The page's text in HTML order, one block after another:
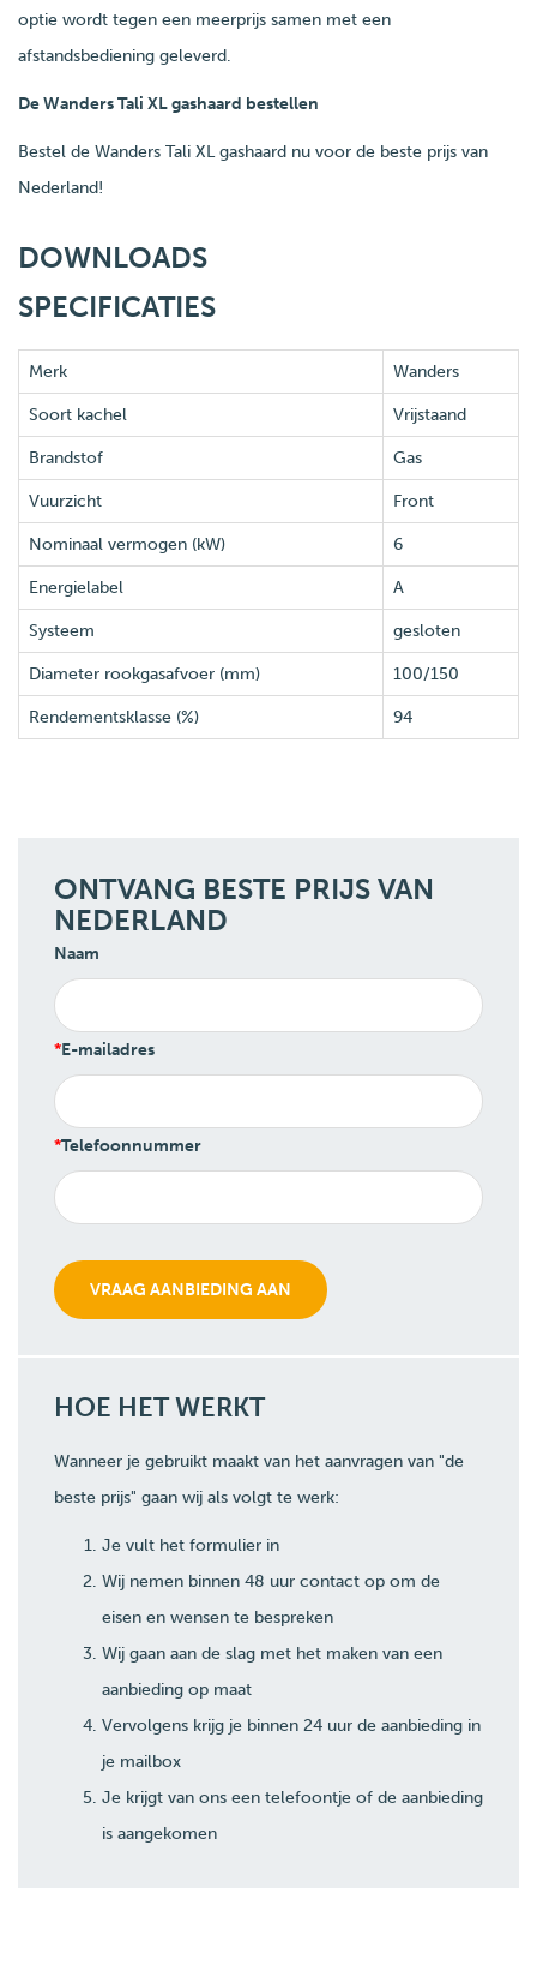
optie wordt tegen een meerprijs samen met een
afstandsbediening geleverd.
De Wanders Tali XL gashaard bestellen
Bestel de Wanders Tali XL gashaard nu voor de beste prijs van
Nederland!
DOWNLOADS
SPECIFICATIES
Merk Wanders
Soort kachel Vrijstaand
Brandstof Gas
Vuurzicht Front
Nominaal vermogen (kW) 6
Energielabel A
Systeem gesloten
Diameter rookgasafvoer (mm) 100/150
Rendementsklasse (%) 94
ONTVANG BESTE PRIJS VAN
NEDERLAND
Naam
E-mailadres
Telefoonnummer
HOE HET WERKT
Wanneer je gebruikt maakt van het aanvragen van "de
beste prijs" gaan wij als volgt te werk:
Je vult het formulier in
Wij nemen binnen 48 uur contact op om de
eisen en wensen te bespreken
Wij gaan aan de slag met het maken van een
aanbieding op maat
Vervolgens krijg je binnen 24 uur de aanbieding in
je mailbox
Je krijgt van ons een telefoontje of de aanbieding
is aangekomen